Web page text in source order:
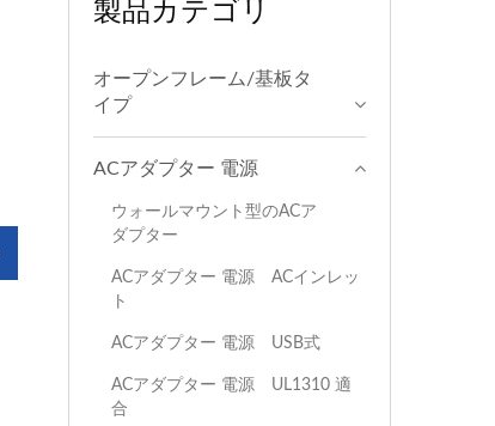
製品カテゴリ
オープンフレーム/基板タ
イプ
ACアダプター 電源
ウォールマウント型のACア
ダプター
ACアダプター 電源 ACインレッ
ト
ACアダプター 電源 USB式
ACアダプター 電源 UL1310 適
合